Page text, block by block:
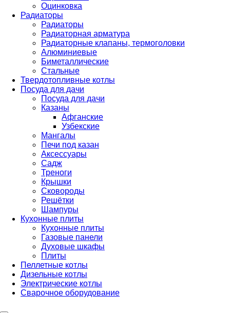
Оцинковка
Радиаторы
Радиаторы
Радиаторная арматура
Радиаторные клапаны, термоголовки
Алюминиевые
Биметаллические
Стальные
Твердотопливные котлы
Посуда для дачи
Посуда для дачи
Казаны
Афганские
Узбекские
Мангалы
Печи под казан
Аксессуары
Садж
Треноги
Крышки
Сковороды
Решётки
Шампуры
Кухонные плиты
Кухонные плиты
Газовые панели
Духовые шкафы
Плиты
Пеллетные котлы
Дизельные котлы
Электрические котлы
Сварочное оборудование